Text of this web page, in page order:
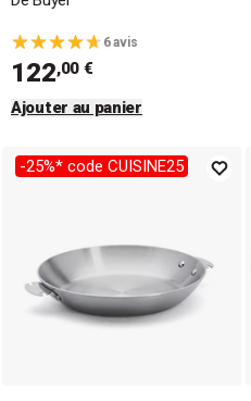
6 avis
122,00 €
Ajouter au panier
-25%* code CUISINE25